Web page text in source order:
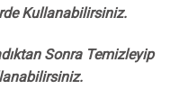
Kullanabilirsiniz.
Sonra Temizleyip